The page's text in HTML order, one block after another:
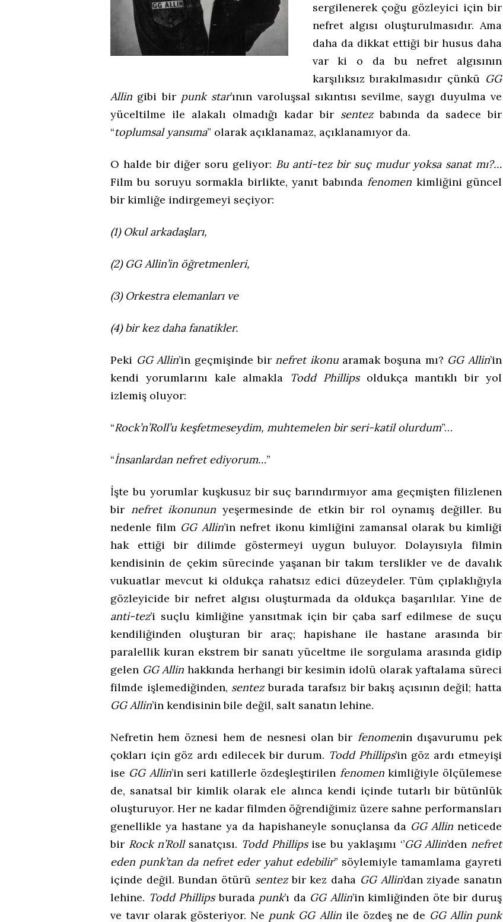
sergilenerek çoğu gözleyici için bir
nefret algısı oluşturulmasıdır. Ama
daha da dikkat ettiği bir husus daha
var ki o da bu nefret algısının
karşılıksız bırakılmasıdır çünkü GG
Allin gibi bir punk star’ının varoluşsal sıkıntısı sevilme, saygı duyulma ve
yüceltilme ile alakalı olmadığı kadar bir sentezbabında da sadece bir
“toplumsal yansıma” olarak açıklanamaz, açıklanamıyor da.
O halde bir diğer soru geliyor: Bu anti-tez bir suç mudur yoksa sanat mı?…
Film bu soruyu sormakla birlikte, yanıt babında fenomen kimliğini güncel
bir kimliğe indirgemeyi seçiyor:
(1) Okul arkadaşları,
(2) GG Allin’in öğretmenleri,
(3) Orkestra elemanları ve
(4) bir kez daha fanatikler.
Peki GG Allin’in geçmişinde bir nefret ikonuaramak boşuna mı? GG Allin’in
kendi yorumlarını kale almakla Todd Phillipsoldukça mantıklı bir yol
izlemiş oluyor:
“Rock’n’Roll’u keşfetmeseydim, muhtemelen bir seri-katil olurdum”…
“İnsanlardan nefret ediyorum…”
İşte bu yorumlar kuşkusuz bir suç barındırmıyor ama geçmişten filizlenen
bir nefret ikonunun yeşermesinde de etkin bir rol oynamış değiller. Bu
nedenle film GG Allin’in nefret ikonu kimliğini zamansal olarak bu kimliği
hak ettiği bir dilimde göstermeyi uygun buluyor. Dolayısıyla filmin
kendisinin de çekim sürecinde yaşanan bir takım terslikler ve de davalık
vukuatlar mevcut ki oldukça rahatsız edici düzeydeler. Tüm çıplaklığıyla
gözleyicide bir nefret algısı oluşturmada da oldukça başarılılar. Yine de
anti-tez’i suçlu kimliğine yansıtmak için bir çaba sarf edilmese de suçu
kendiliğinden oluşturan bir araç; hapishane ile hastane arasında bir
paralellik kuran ekstrem bir sanatı yüceltme ile sorgulama arasında gidip
gelen GG Allin hakkında herhangi bir kesimin idolü olarak yaftalama süreci
filmde işlemediğinden, sentezburada tarafsız bir bakış açısının değil; hatta
GG Allin’in kendisinin bile değil, salt sanatın lehine.
Nefretin hem öznesi hem de nesnesi olan bir fenomenin dışavurumu pek
çokları için göz ardı edilecek bir durum. Todd Phillips’in göz ardı etmeyişi
ise GG Allin’in seri katillerle özdeşleştirilen fenomen kimliğiyle ölçülemese
de, sanatsal bir kimlik olarak ele alınca kendi içinde tutarlı bir bütünlük
oluşturuyor. Her ne kadar filmden öğrendiğimiz üzere sahne performansları
genellikle ya hastane ya da hapishaneyle sonuçlansa da GG Allin neticede
bir Rock n’Rollsanatçısı. Todd Phillipsise bu yaklaşımı ‘’GG Allin’den nefret
eden punk’tan da nefret eder yahut edebilir’’ söylemiyle tamamlama gayreti
içinde değil. Bundan ötürü sentezbir kez daha GG Allin’dan ziyade sanatın
lehine. Todd Phillipsburada punk’ı da GG Allin’in kimliğinden öte bir duruş
ve tavır olarak gösteriyor. Ne punk GG Allinile özdeş ne de GG Allin punk